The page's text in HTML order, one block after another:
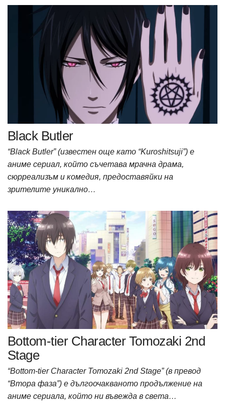
Black Butler
“Black Butler” (известен още като “Kuroshitsuji”) е
аниме сериал, който съчетава мрачна драма,
сюрреализъм и комедия, предоставяйки на
зрителите уникално…
Bottom-tier Character Tomozaki 2nd
Stage
“Bottom-tier Character Tomozaki 2nd Stage” (в превод
“Втора фаза”) е дългоочакваното продължение на
аниме сериала, който ни въвежда в света…